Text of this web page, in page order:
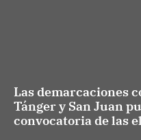
Las demarcaciones
Tánger y San Juan
convocatoria de las